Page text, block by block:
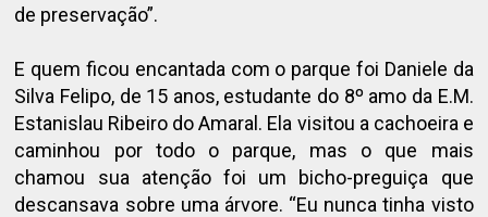
de preservação”.
E quem ficou encantada com o parque foi Daniele da
Silva Felipo, de 15 anos, estudante do 8º amo da E.M.
Estanislau Ribeiro do Amaral. Ela visitou a cachoeira e
caminhou por todo o parque, mas o que mais
chamou sua atenção foi um bicho-preguiça que
descansava sobre uma árvore. “Eu nunca tinha visto